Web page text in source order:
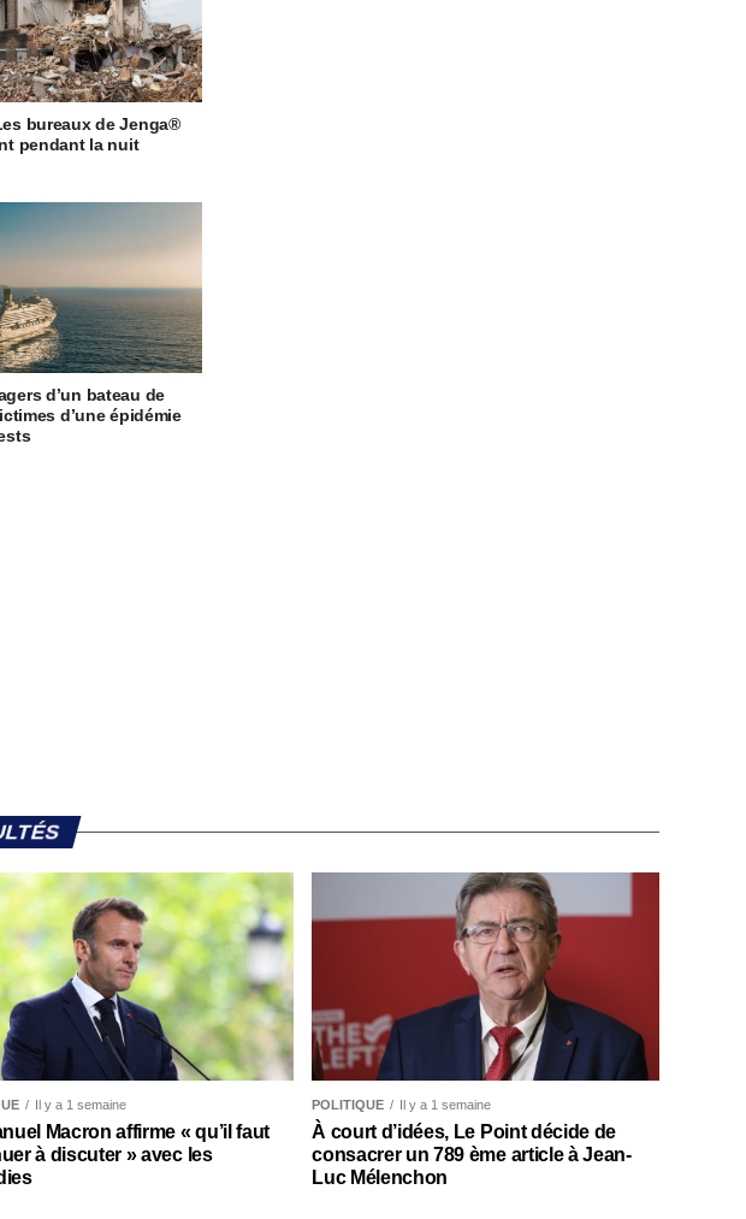
bureaux de Jenga®
pendant la nuit
d’un bateau de
d’une épidémie
Il y a 1 semaine
Macron affirme « qu’il faut
à discuter » avec les
POLITIQUE Il y a 1 semaine
À court d’idées, Le Point décide de
consacrer un 789 ème article à Jean-
Luc Mélenchon